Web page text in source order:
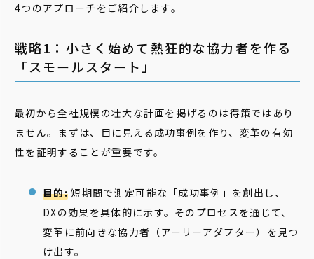
4つのアプローチをご紹介します。
戦略1：小さく始めて熱狂的な協力者を作る
「スモールスタート」
最初から全社規模の壮大な計画を掲げるのは得策ではあり
ません。まずは、目に見える成功事例を作り、変革の有効
性を証明することが重要です。
目的:短期間で測定可能な「成功事例」を創出し、
DXの効果を具体的に示す。そのプロセスを通じて、
変革に前向きな協力者（アーリーアダプター）を見つ
け出す。